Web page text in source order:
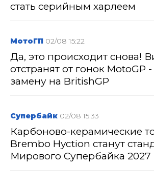
стать серийным харлеем
МотоГП 02/08 15:22
Да, это происходит снова!
отстранят от гонок MotoGP
замену на BritishGP
Супербайк 02/08 15:33
Карбоново-керамические
Brembo Hyction станут
Мирового Супербайка 2027